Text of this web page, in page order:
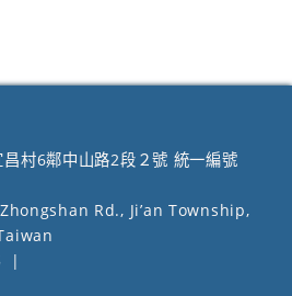
村6鄰中山路2段２號 統一編號
Rd., Ji’an Township,
|